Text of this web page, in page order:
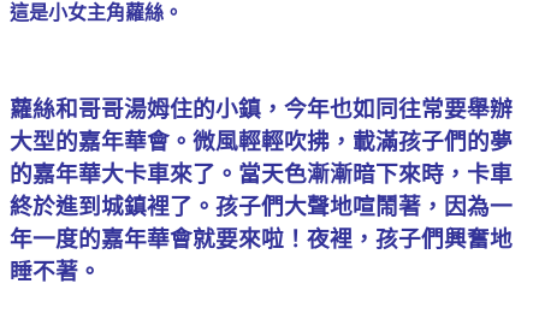
這是小女主角蘿絲。
蘿絲和哥哥湯姆住的小鎮，今年也如同往常要舉辦
大型的嘉年華會。微風輕輕吹拂，載滿孩子們的夢
的嘉年華大卡車來了。當天色漸漸暗下來時，卡車
終於進到城鎮裡了。孩子們大聲地喧鬧著，因為一
年一度的嘉年華會就要來啦！夜裡，孩子們興奮地
睡不著。